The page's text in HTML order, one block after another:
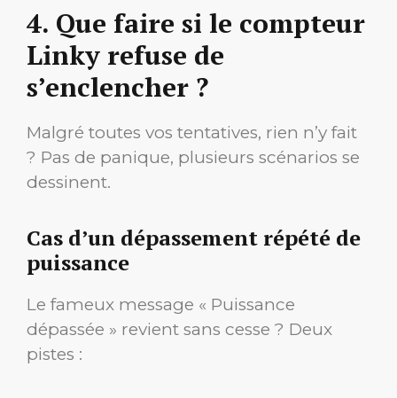
4. Que faire si le compteur
Linky refuse de
s’enclencher ?
Malgré toutes vos tentatives, rien n’y fait
? Pas de panique, plusieurs scénarios se
dessinent.
Cas d’un dépassement répété de
puissance
Le fameux message « Puissance
dépassée » revient sans cesse ? Deux
pistes :